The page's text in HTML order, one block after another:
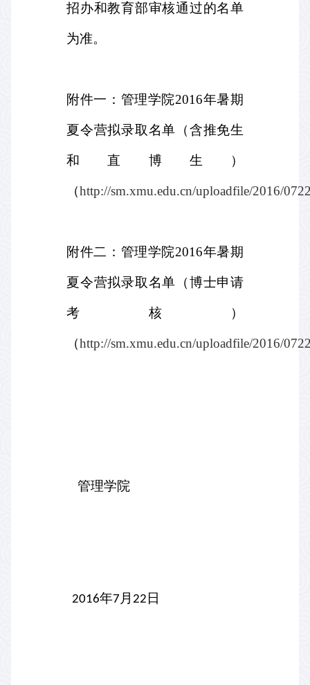
招办和教育部审核通过的名单
为准。
附件一：管理学院2016年暑期
夏令营拟录取名单（含推免生
和直博生）
（http://sm.xmu.edu.cn/uploadfile/2016/
附件二：管理学院2016年暑期
夏令营拟录取名单（博士申请
考核）
（http://sm.xmu.edu.cn/uploadfile/2016/
管理学院
2016年7 月 22 日